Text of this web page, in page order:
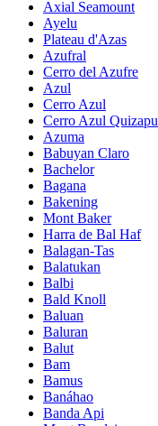
Axial Seamount
Ayelu
Plateau d'Azas
Azufral
Cerro del Azufre
Azul
Cerro Azul
Cerro Azul Quizapu
Azuma
Babuyan Claro
Bachelor
Bagana
Bakening
Mont Baker
Harra de Bal Haf
Balagan-Tas
Balatukan
Balbi
Bald Knoll
Baluan
Baluran
Balut
Bam
Bamus
Banáhao
Banda Api